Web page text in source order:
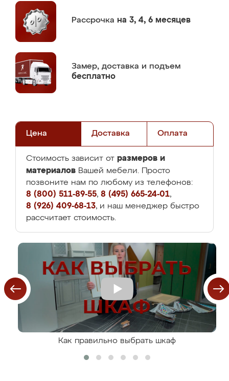
Рассрочка на 3, 4, 6 месяцев
Замер, доставка и подъем
бесплатно
Цена Доставка Оплата
Стоимость зависит от размеров и
материалов Вашей мебели. Просто
позвоните нам по любому из телефонов:
8 (800) 511-89-55, 8 (495) 665-24-01,
8 (926) 409-68-13, и наш менеджер быстро
рассчитает стоимость.
Как правильно выбрать шкаф